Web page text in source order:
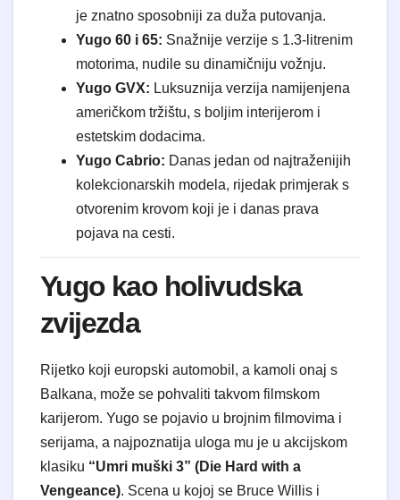
je znatno sposobniji za duža putovanja.
Yugo 60 i 65: Snažnije verzije s 1.3-litrenim
motorima, nudile su dinamičniju vožnju.
Yugo GVX: Luksuznija verzija namijenjena
američkom tržištu, s boljim interijerom i
estetskim dodacima.
Yugo Cabrio: Danas jedan od najtraženijih
kolekcionarskih modela, rijedak primjerak s
otvorenim krovom koji je i danas prava
pojava na cesti.
Yugo kao holivudska
zvijezda
Rijetko koji europski automobil, a kamoli onaj s
Balkana, može se pohvaliti takvom filmskom
karijerom. Yugo se pojavio u brojnim filmovima i
serijama, a najpoznatija uloga mu je u akcijskom
klasiku “Umri muški 3” (Die Hard with a
Vengeance). Scena u kojoj se Bruce Willis i